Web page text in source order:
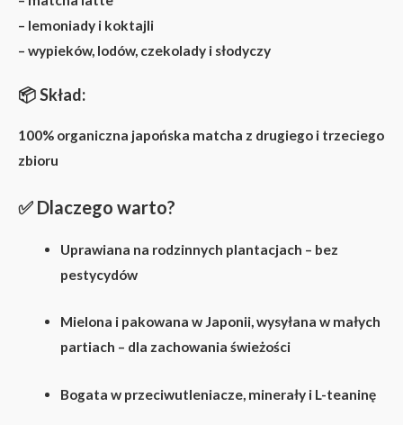
– lemoniady i koktajli
– wypieków, lodów, czekolady i słodyczy
📦Skład:
100% organiczna japońska matcha z drugiego i trzeciego
zbioru
✅ Dlaczego warto?
Uprawiana na rodzinnych plantacjach – bez
pestycydów
Mielona i pakowana w Japonii, wysyłana w małych
partiach – dla zachowania świeżości
Bogata w przeciwutleniacze, minerały i L-teaninę